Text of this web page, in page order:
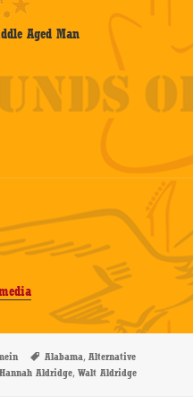
Aged Man
Schlagwörter
Alabama,Alternative
Hannah Aldridge,Walt Aldridge